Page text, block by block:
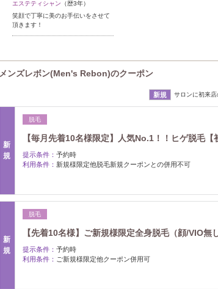
エステティシャン （歴3年）
笑顔で丁寧に美のお手伝いをさせて
頂きます！
メンズレボン(Men's Rebon)のクーポン
新規 サロンに初来店
新
規
脱毛
【毎月先着10名様限定】人気No.1！！ヒゲ脱毛【
提示条件： 予約時
利用条件： 新規様限定他脱毛新規クーポンとの併用不可
新
規
脱毛
【先着10名様】ご新規様限定全身脱毛（顔/VIO
提示条件： 予約時
利用条件： ご新規様限定他クーポン併用可